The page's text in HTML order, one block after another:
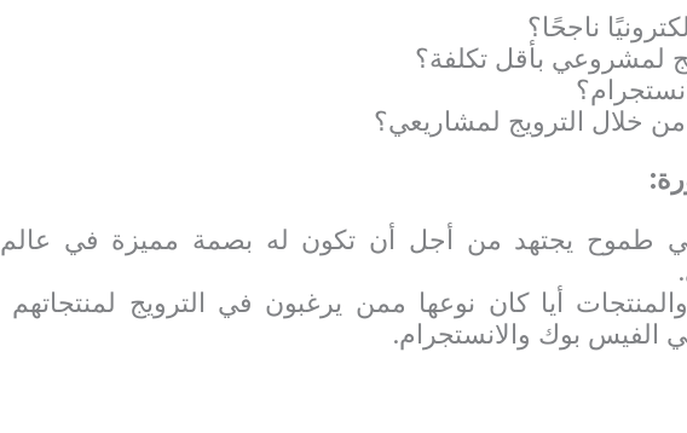
ناجحًا؟
لمشروعي بأقل تكلفة؟
خلال الترويج لمشاريعي؟
طموح يجتهد من أجل أن تكون له بصمة مميزة في عالم
أيا كان نوعها ممن يرغبون في الترويج لمنتجاتهم
الفيس بوك والانستجرام.